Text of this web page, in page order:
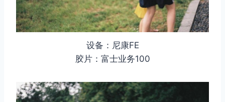
设备：尼康FE
胶片：富士业务100
取消 搜索